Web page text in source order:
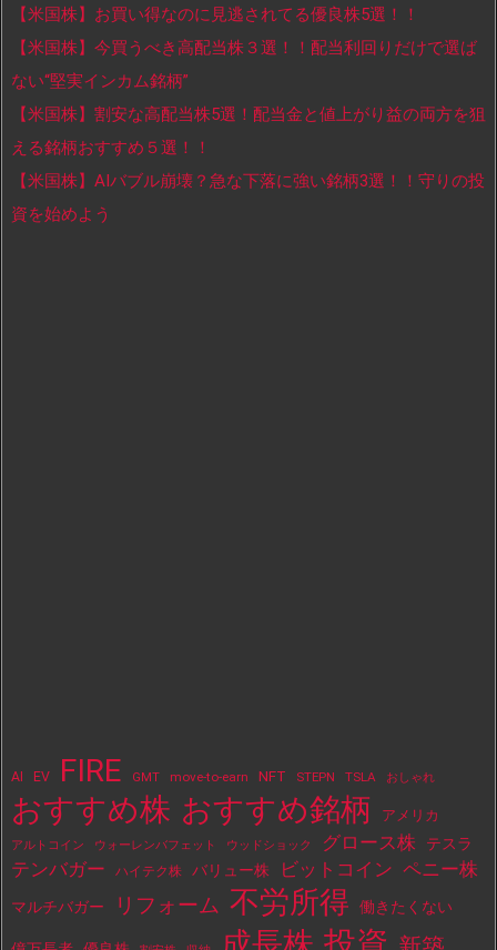
【米国株】お買い得なのに見逃されてる優良株5選！！
【米国株】今買うべき高配当株３選！！配当利回りだけで選ば
ない“堅実インカム銘柄”
【米国株】割安な高配当株5選！配当金と値上がり益の両方を狙
える銘柄おすすめ５選！！
【米国株】AIバブル崩壊？急な下落に強い銘柄3選！！守りの投
資を始めよう
AI EV FIRE GMT move-to-earn NFT STEPN TSLA おしゃれ
おすすめ株 おすすめ銘柄 アメリカ
アルトコイン ウォーレンバフェット ウッドショック グロース株 テスラ
テンバガー ハイテク株 バリュー株 ビットコイン ペニー株
マルチバガー リフォーム 不労所得 働きたくない